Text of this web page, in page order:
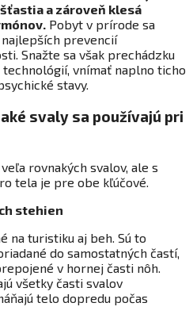
a zároveň klesá
. Pobyt v prírode sa
prevencií
Snažte sa však prechádzku
vnímať naplno ticho
stavy.
svaly sa používajú pri
rovnakých svalov, ale s
tela je pre obe kľúčové.
stehien
na turistiku aj beh. Sú to
do samostatných častí,
v hornej časti nôh.
všetky časti svalov
telo dopredu počas